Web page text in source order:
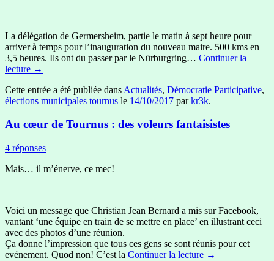
La délégation de Germersheim, partie le matin à sept heure pour
arriver à temps pour l’inauguration du nouveau maire. 500 kms en
3,5 heures. Ils ont du passer par le Nürburgring… Continuer la
lecture →
Cette entrée a été publiée dans Actualités, Démocratie Participative,
élections municipales tournus le 14/10/2017 parkr3k.
Au cœur de Tournus : des voleurs fantaisistes
4 réponses
Mais… il m’énerve, ce mec!
Voici un message que Christian Jean Bernard a mis sur Facebook,
vantant ‘une équipe en train de se mettre en place’ en illustrant ceci
avec des photos d’une réunion.
Ça donne l’impression que tous ces gens se sont réunis pour cet
evénement. Quod non! C’est la Continuer la lecture →